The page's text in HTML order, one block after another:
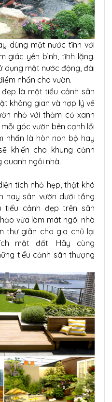
dùng mặt nước tĩnh với
giác yên bình, tĩnh lặng.
dụng mặt nước động, đài
nhấn cho vườn.
là một tiểu cảnh sân
không gian và hợp lý về
nhỏ với thảm cỏ xanh
góc vườn bên cạnh lối
nhấn là hòn non bộ hay
khiến cho khung cảnh
quanh ngôi nhà.
tích nhỏ hẹp, thật khó
hay sân vườn dưới tầng
tiểu cảnh đẹp trên sân
vừa làm mát ngôi nhà
thư giãn cho gia chủ lại
mặt đất. Hãy cùng
tiểu cảnh sân thượng